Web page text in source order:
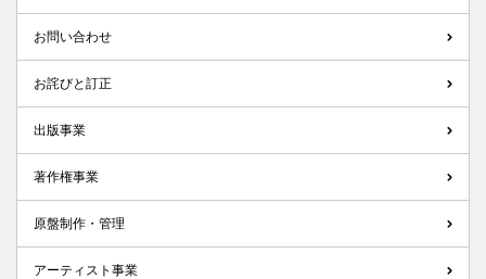
お問い合わせ
お詫びと訂正
出版事業
著作権事業
原盤制作・管理
アーティスト事業